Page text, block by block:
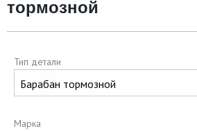
тормозной
Тип детали
Марка